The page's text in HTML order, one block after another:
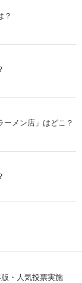
？
ーメン店」はどこ？
・人気投票実施